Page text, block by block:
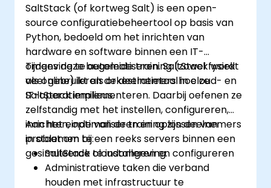
SaltStack (of kortweg Salt) is een open-
source configuratiebeheertool op basis van
Python, bedoeld om het inrichten van
hardware en software binnen een IT-
omgeving te automatiseren. SaltStack wordt
veel gebruikt als orkestratietool in cloud- en
IT-operatiemilieus.
Tijdens deze begeleide training (zowel fysiek
als online) leren de deelnemers hoe ze
SaltStack implementeren. Daarbij oefenen ze
zelfstandig met het instellen, configureren,
inrichten, optimaliseren en oplossen van
problemen bij een reeks servers binnen een
gesimuleerde cloudomgeving.
Aan het einde van de training zijn deelnemers
in staat om te:
SaltStack te installeren en configureren
Administratieve taken die verband
houden met infrastructuur te